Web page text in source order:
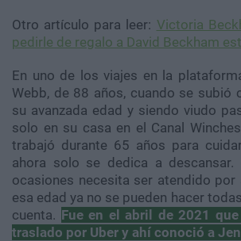
Otro artículo para leer: Victoria
pedirle de regalo a David Beckham
En uno de los viajes en la
Webb, de 88 años, cuando se subió
su avanzada edad y siendo viudo
solo en su casa en el Canal
trabajó durante 65 años para
ahora solo se dedica a descansar.
ocasiones necesita ser atendido por
esa edad ya no se pueden hacer
cuenta. Fue en el abril de 2021
traslado por Uber y ahí conoció a